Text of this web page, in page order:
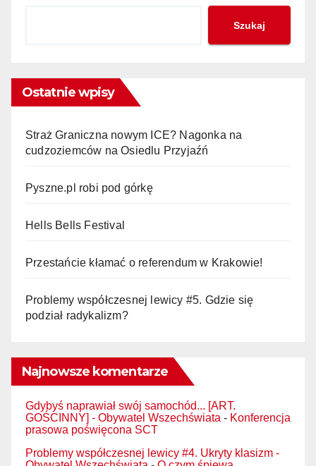
Szukaj
Ostatnie wpisy
Straż Graniczna nowym ICE? Nagonka na
cudzoziemców na Osiedlu Przyjaźń
Pyszne.pl robi pod górkę
Hells Bells Festival
Przestańcie kłamać o referendum w Krakowie!
Problemy współczesnej lewicy #5. Gdzie się
podział radykalizm?
Najnowsze komentarze
Gdybyś naprawiał swój samochód... [ART.
GOŚCINNY] - Obywatel Wszechświata - Konferencja
prasowa poświęcona SCT
Problemy współczesnej lewicy #4. Ukryty klasizm -